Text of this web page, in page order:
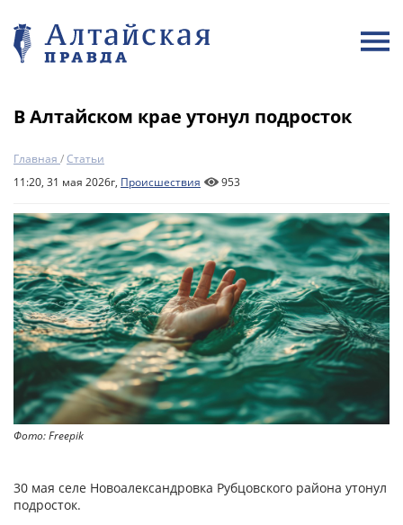
В Алтайском крае утонул подросток
Главная /Статьи
11:20, 31 мая 2026г, Происшествия 953
Фото: Freepik
30 мая селе Новоалександровка Рубцовского района утонул
подросток.